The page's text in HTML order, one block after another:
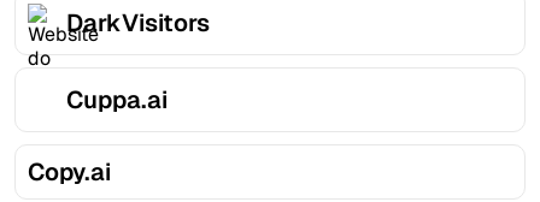
DarkVisitors
Cuppa.ai
Copy.ai